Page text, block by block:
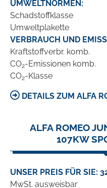
UMWELTNORMEN:
Schadstoffklasse
Umweltplakette
VERBRAUCH UND
Kraftstoffverbr. komb.
CO2-Emissionen komb.
CO2-Klasse
DETAILS ZUM ALFA
ALFA ROMEO
107KW
UNSER PREIS FÜR SIE:
MwSt. ausweisbar